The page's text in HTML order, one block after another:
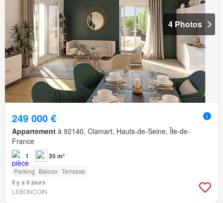
4 Photos
249 000 €
Appartement à 92140, Clamart, Hauts-de-Seine, Île-de-
France
1 35 m²
Parking Balcon Terrasse
Il y a 6 jours
LEBONCOIN